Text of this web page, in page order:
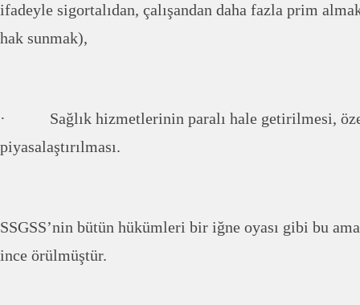
ifadeyle sigortalıdan, çalışandan daha fazla prim
hak sunmak),
· Sağlık hizmetlerinin paralı hale getirilmesi,
piyasalaştırılması.
SSGSS’nin bütün hükümleri bir iğne oyası gibi bu
ince örülmüştür.